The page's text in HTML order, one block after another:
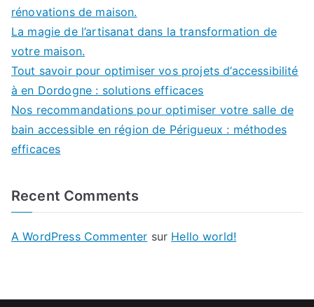
rénovations de maison.
La magie de l’artisanat dans la transformation de
votre maison.
Tout savoir pour optimiser vos projets d’accessibilité
à en Dordogne : solutions efficaces
Nos recommandations pour optimiser votre salle de
bain accessible en région de Périgueux : méthodes
efficaces
Recent Comments
A WordPress Commenter sur Hello world!